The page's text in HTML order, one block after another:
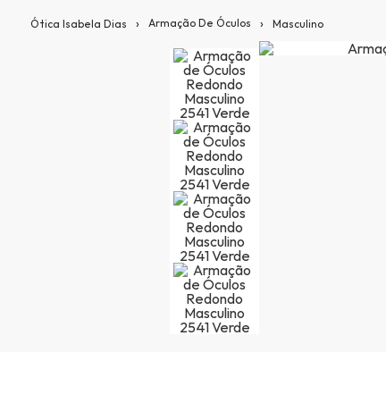
Ótica Isabela Dias › Armação De Óculos › Masculino